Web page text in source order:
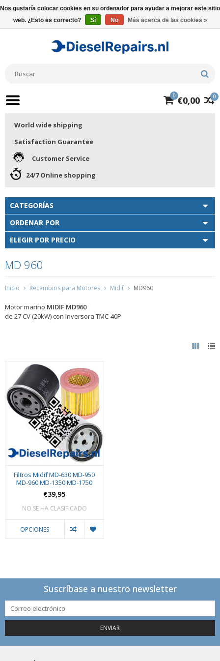
0
0 €0,00
World wide shipping
Satisfaction Guarantee
Customer Service
24/7 Online shopping
CATEGORÍAS
ORDENAR POR
ELEGIR POR PRECIO
MD 960
Inicio Recambios para Motores Midif MD960
Motor marino MIDIF MD960
de 27 CV (20kW) con inversora TMC-40P
Filtros Midif MD-630 MD-950
MD-960 MD-1350 MD-1750
€39,95
NO SE HA CLASIFICADO
OPCIONES
Suscríbase a nuestro newsletter
ENVIAR
Nos gustaría colocar cookies en su ordenador para ayudar a mejorar este sitio
web. ¿Esto es correcto?
Sí No Más acerca de las cookies »